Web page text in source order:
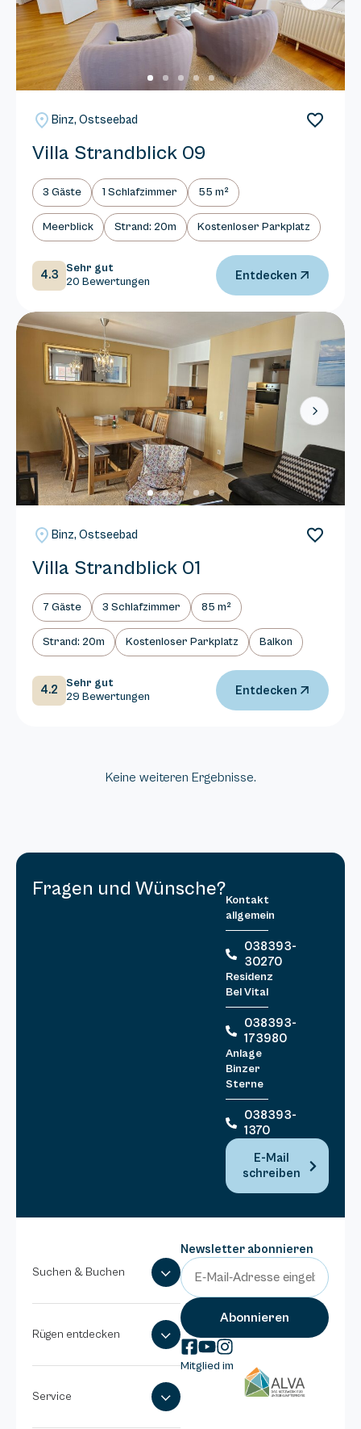
Next
Binz, Ostseebad
Villa Strandblick 09
3 Gäste 1 Schlafzimmer 55 m²
Meerblick Strand: 20m Kostenloser Parkplatz
4.3
Sehr gut
20 Bewertungen
Entdecken
Next
Binz, Ostseebad
Villa Strandblick 01
7 Gäste 3 Schlafzimmer 85 m²
Strand: 20m Kostenloser Parkplatz Balkon
4.2
Sehr gut
29 Bewertungen
Entdecken
Keine weiteren Ergebnisse.
Fragen und Wünsche?Kontakt
allgemein
038393-
30270
Residenz
Bel Vital
038393-
173980
Anlage
Binzer
Sterne
038393-
1370
E-Mail
schreiben
Suchen & Buchen
Rügen entdecken
Service
Newsletter abonnieren
Mitglied im